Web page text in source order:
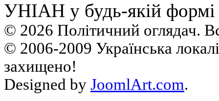
УНIАН у будь-якiй формi
© 2026 Політичний оглядач.
© 2006-2009 Українська
захищено!
Designed by JoomlArt.com.